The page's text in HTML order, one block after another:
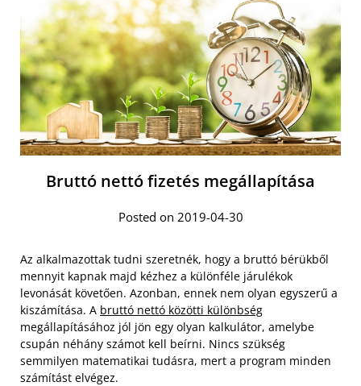
Bruttó nettó fizetés megállapítása
Posted on 2019-04-30
Az alkalmazottak tudni szeretnék, hogy a bruttó bérükből
mennyit kapnak majd kézhez a különféle járulékok
levonását követően. Azonban, ennek nem olyan egyszerű a
kiszámítása. A bruttó nettó közötti különbség
megállapításához jól jön egy olyan kalkulátor, amelybe
csupán néhány számot kell beírni. Nincs szükség
semmilyen matematikai tudásra, mert a program minden
számítást elvégez.